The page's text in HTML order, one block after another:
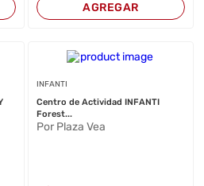
AGREGAR
INFANTI
Centro de Actividad INFANTI
Forest...
Por Plaza Vea